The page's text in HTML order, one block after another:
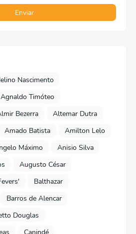
Nascimento
Agnaldo Timóteo
Bezerra
Altemar Dutra
Amado Batista
Amilton Lelo
Máximo
Anisio Silva
Augusto César
Balthazar
Barros de Alencar
Douglas
Canindé